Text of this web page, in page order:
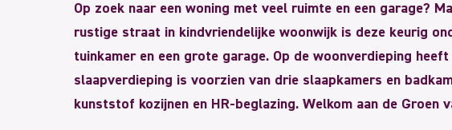
Op zoek naar een woning met veel ruimte en een garage?
rustige straat in kindvriendelijke woonwijk is deze keurig
tuinkamer en een grote garage. Op de woonverdieping
slaapverdieping is voorzien van drie slaapkamers en
kunststof kozijnen en HR-beglazing. Welkom aan de Groen